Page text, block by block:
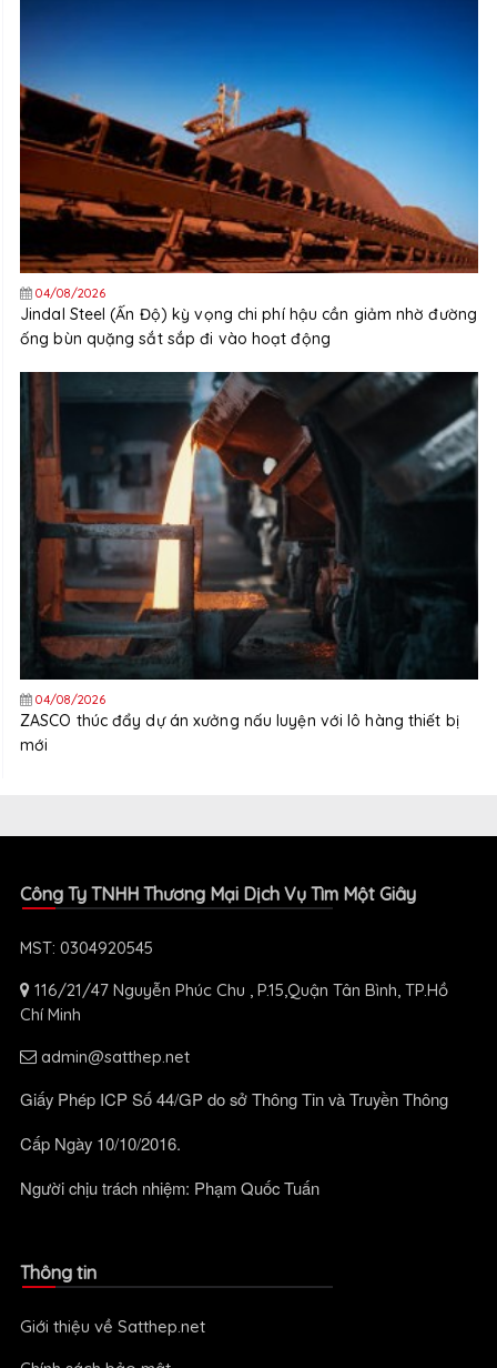
04/08/2026
Jindal Steel (Ấn Độ) kỳ vọng chi phí hậu cần giảm nhờ đường
ống bùn quặng sắt sắp đi vào hoạt động
04/08/2026
ZASCO thúc đẩy dự án xưởng nấu luyện với lô hàng thiết bị
mới
Công Ty TNHH Thương Mại Dịch Vụ Tìm Một Giây
MST: 0304920545
116/21/47 Nguyễn Phúc Chu , P.15,Quận Tân Bình, TP.Hồ
Chí Minh
admin@satthep.net
Giấy Phép ICP Số 44/GP do sở Thông Tin và Truyền Thông
Cấp Ngày 10/10/2016.
Người chịu trách nhiệm: Phạm Quốc Tuấn
Thông tin
Giới thiệu về Satthep.net